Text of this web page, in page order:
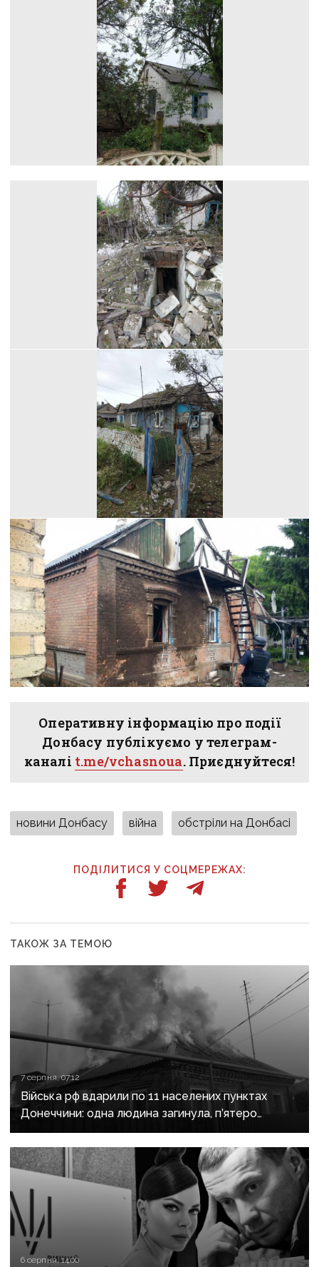
Оперативну інформацію про події
Донбасу публікуємо у телеграм-
каналі t.me/vchasnoua. Приєднуйтеся!
новини Донбасу війна обстріли на Донбасі
ПОДІЛИТИСЯ У СОЦМЕРЕЖАХ:
ТАКОЖ ЗА ТЕМОЮ
7 серпня, 07:12
Війська рф вдарили по 11 населених пунктах
Донеччини: одна людина загинула, п’ятеро
поранені
6 серпня, 14:00